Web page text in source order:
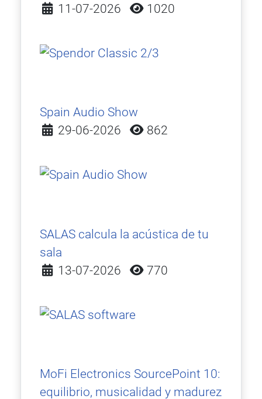
Detalles
11-07-2026 1020
Spain Audio Show
Detalles
29-06-2026 862
SALAS calcula la acústica de tu
sala
Detalles
13-07-2026 770
MoFi Electronics SourcePoint 10:
equilibrio, musicalidad y madurez